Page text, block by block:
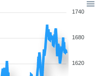
1740
1680
1620